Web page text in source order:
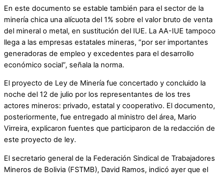
En este documento se estable también para el sector de la
minería chica una alícuota del 1% sobre el valor bruto de venta
del mineral o metal, en sustitución del IUE. La AA-IUE tampoco
llega a las empresas estatales mineras, “por ser importantes
generadoras de empleo y excedentes para el desarrollo
económico social”, señala la norma.
El proyecto de Ley de Minería fue concertado y concluido la
noche del 12 de julio por los representantes de los tres
actores mineros: privado, estatal y cooperativo. El documento,
posteriormente, fue entregado al ministro del área, Mario
Virreira, explicaron fuentes que participaron de la redacción de
este proyecto de ley.
El secretario general de la Federación Sindical de Trabajadores
Mineros de Bolivia (FSTMB), David Ramos, indicó ayer que el